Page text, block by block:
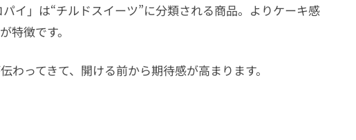
イ」は“チルドスイーツ”に分類される商品。よりケーキ感
特徴です。
ってきて、開ける前から期待感が高まります。